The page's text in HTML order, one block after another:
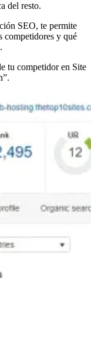
del resto.
SEO, te permite
competidores y qué
tu competidor en Site